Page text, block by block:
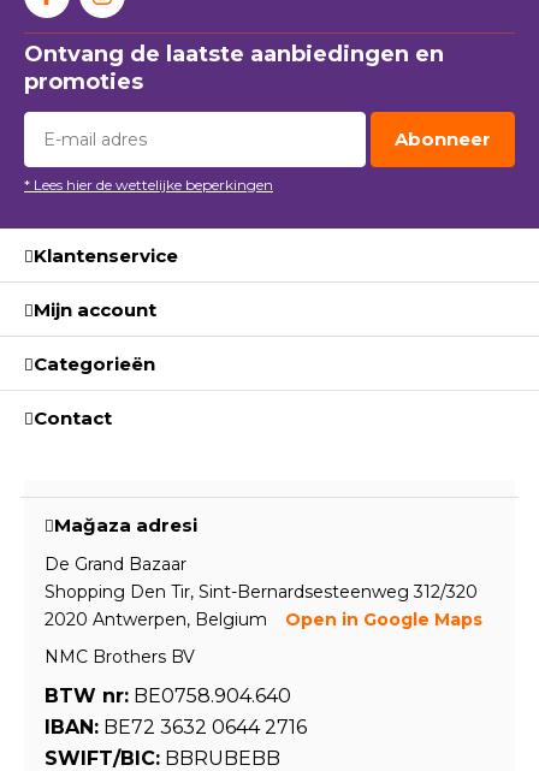
Ontvang de laatste aanbiedingen en
promoties
Abonneer
* Lees hier de wettelijke beperkingen
Klantenservice
Mijn account
Categorieën
Contact
Mağaza adresi
De Grand Bazaar
Shopping Den Tir, Sint-Bernardsesteenweg 312/320
2020 Antwerpen, Belgium
Open in Google Maps
NMC Brothers BV
BTW nr: BE0758.904.640
IBAN: BE72 3632 0644 2716
SWIFT/BIC: BBRUBEBB